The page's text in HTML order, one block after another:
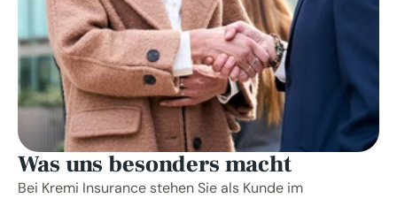
Was uns besonders macht
Bei Kremi Insurance stehen Sie als Kunde im